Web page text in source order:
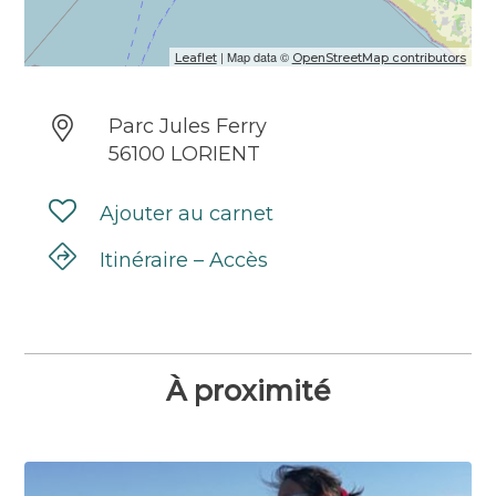
Leaflet| Map data © OpenStreetMap contributors
Parc Jules Ferry
56100 LORIENT
Ajouter au carnet
Itinéraire – Accès
À proximité